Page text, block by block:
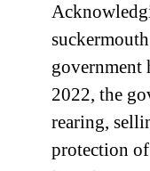
government
2022, the
rearing,
protection